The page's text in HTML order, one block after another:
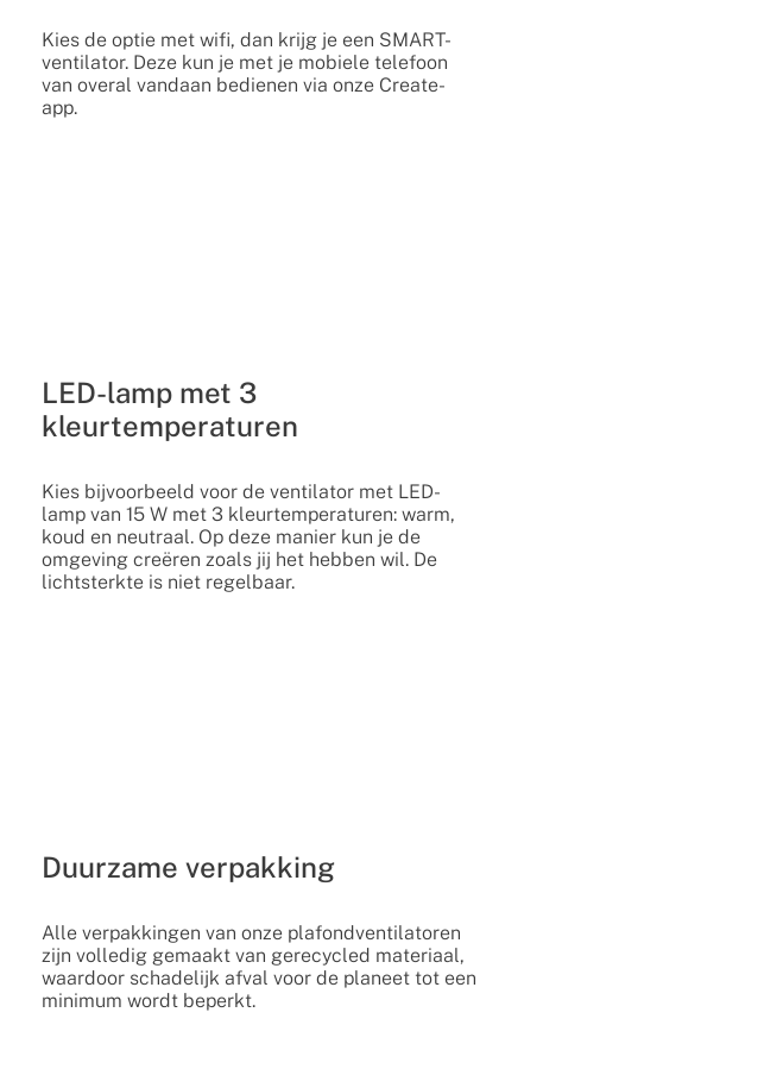
Kies de optie met wifi, dan krijg je een SMART-
ventilator. Deze kun je met je mobiele telefoon
van overal vandaan bedienen via onze Create-
app.
LED-lamp met 3
kleurtemperaturen
Kies bijvoorbeeld voor de ventilator met LED-
lamp van 15 W met 3 kleurtemperaturen: warm,
koud en neutraal. Op deze manier kun je de
omgeving creëren zoals jij het hebben wil. De
lichtsterkte is niet regelbaar.
Duurzame verpakking
Alle verpakkingen van onze plafondventilatoren
zijn volledig gemaakt van gerecycled materiaal,
waardoor schadelijk afval voor de planeet tot een
minimum wordt beperkt.